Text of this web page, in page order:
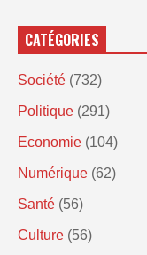
CATÉGORIES
Société (732)
Politique (291)
Economie (104)
Numérique (62)
Santé (56)
Culture (56)